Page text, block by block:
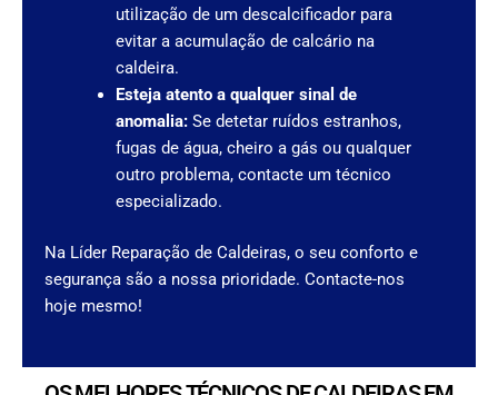
utilização de um descalcificador para
evitar a acumulação de calcário na
caldeira.
Esteja atento a qualquer sinal de
anomalia:Se detetar ruídos estranhos,
fugas de água, cheiro a gás ou qualquer
outro problema, contacte um técnico
especializado.
Na Líder Reparação de Caldeiras, o seu conforto e
segurança são a nossa prioridade. Contacte-nos
hoje mesmo!